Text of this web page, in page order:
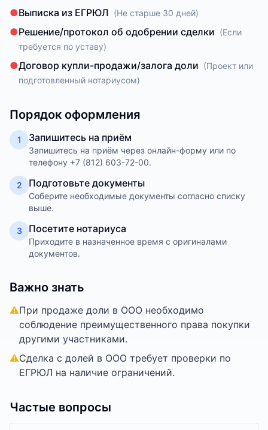
●Выписка из ЕГРЮЛ (Не старше 30 дней)
●Решение/протокол об одобрении сделки (Если
требуется по уставу)
●Договор купли-продажи/залога доли (Проект или
подготовленный нотариусом)
Порядок оформления
1 Запишитесь на приём
Запишитесь на приём через онлайн-форму или по
телефону +7 (812) 603-72-00.
2 Подготовьте документы
Соберите необходимые документы согласно списку
выше.
3 Посетите нотариуса
Приходите в назначенное время с оригиналами
документов.
Важно знать
⚠При продаже доли в ООО необходимо
соблюдение преимущественного права покупки
другими участниками.
⚠Сделка с долей в ООО требует проверки по
ЕГРЮЛ на наличие ограничений.
Частые вопросы